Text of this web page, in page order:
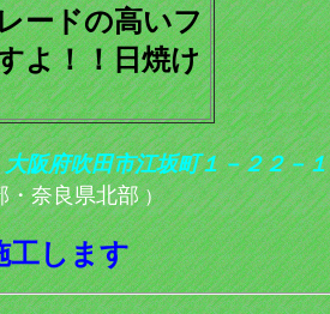
ードの高いフ
よ！！日焼け
大阪府吹田市江坂町１－２２－１
・奈良県北部）
工します